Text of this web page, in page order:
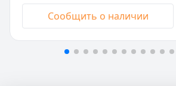
191,00 ₴
- Нет в наличии
Сообщить о наличии